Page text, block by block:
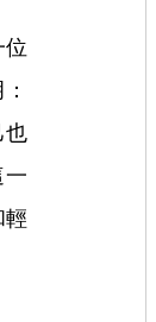
也